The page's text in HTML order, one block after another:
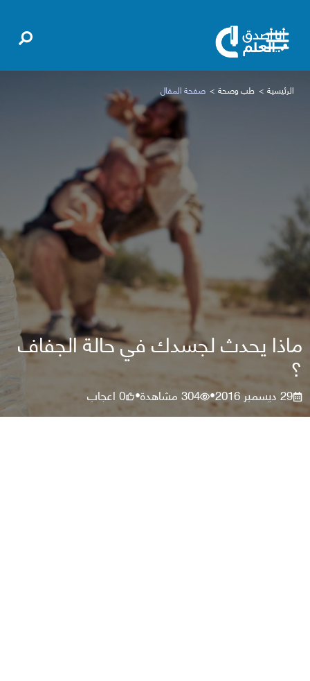
الرئيسية طب وصحة صفحة المقال
ماذا يحدث لجسدك في حالة الجفاف
؟
29 ديسمبر 2016 •
304مشاهدة•
0اعجاب